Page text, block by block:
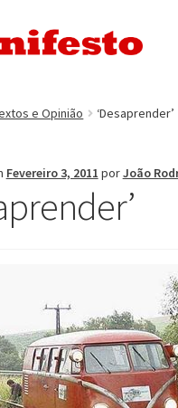
e Opinião ‘Desaprender’
Fevereiro 3, 2011 porJoão